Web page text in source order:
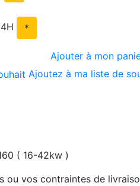
*
Ajouter à mon
Ajoutez à ma liste de
( 16-42kw )
ou vos contraintes de